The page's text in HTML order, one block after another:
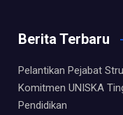
Berita Terbaru
Pelantikan Pejabat
Komitmen UNISKA
Pendidikan